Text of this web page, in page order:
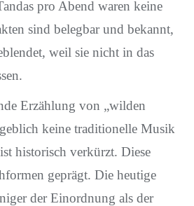
pro Abend waren keine
sind belegbar und bekannt,
weil sie nicht in das
Erzählung von „wilden
keine traditionelle Musik
historisch verkürzt. Diese
geprägt. Die heutige
der Einordnung als der